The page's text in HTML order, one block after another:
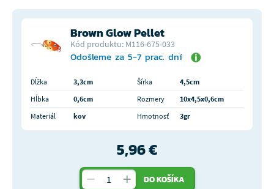
Brown Glow Pellet
Kód produktu: M116-675-033
Odošleme za 5-7 prac. dní
Dĺžka 3,3cm Šírka
4,5cm
Hĺbka
0,6cm Rozmery
10x4,5x0,6cm
Materiál
kov Hmotnosť 3gr
5,96 €
DO KOŠÍKA